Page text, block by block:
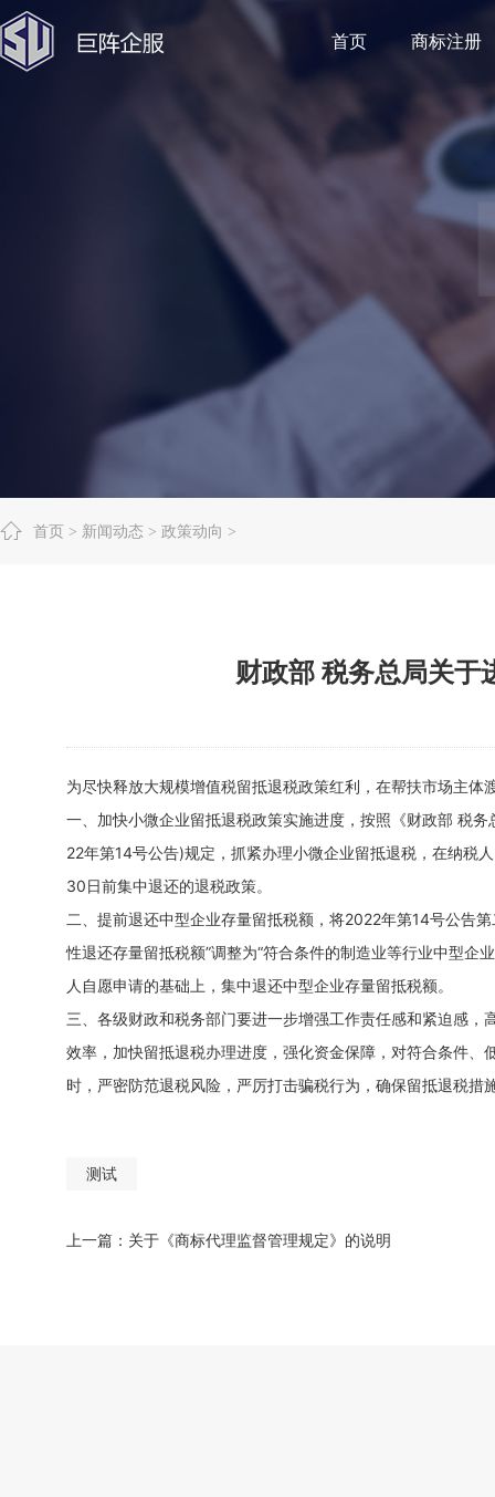
首页 商标注册
首页 > 新闻动态 > 政策动向 >
财政部 税务总局关于
为尽快释放大规模增值税留抵退税政策红利，在帮扶市场主
一、加快小微企业留抵退税政策实施进度，按照《财政部 税
22年第14号公告)规定，抓紧办理小微企业留抵退税，在纳税
30日前集中退还的退税政策。
二、提前退还中型企业存量留抵税额，将2022年第14号公告
性退还存量留抵税额”调整为“符合条件的制造业等行业中型
人自愿申请的基础上，集中退还中型企业存量留抵税额。
三、各级财政和税务部门要进一步增强工作责任感和紧迫感
效率，加快留抵退税办理进度，强化资金保障，对符合条件
时，严密防范退税风险，严厉打击骗税行为，确保留抵退税措
测试
上一篇： 关于《商标代理监督管理规定》的说明